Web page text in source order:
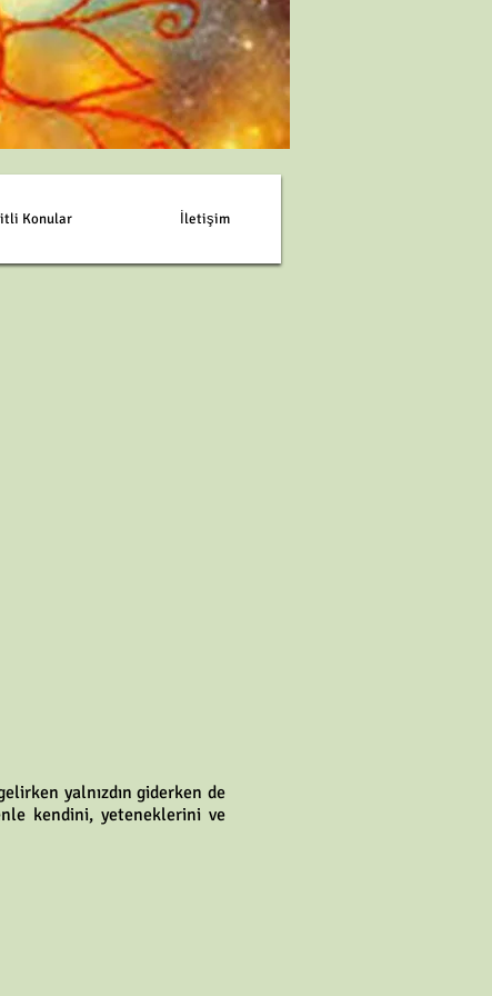
yalnızdın giderken de
kendini, yeteneklerini ve
Konular İletişim